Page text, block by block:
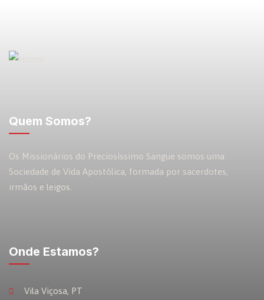
Quem Somos?
Os Missionários do Preciosíssimo Sangue somos uma
Sociedade de Vida Apostólica, formada por sacerdotes,
irmãos e leigos.
Onde Estamos?
Vila Viçosa, PT